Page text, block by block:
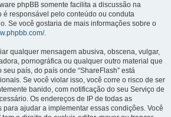
phpBB somente facilita a discussão na
é responsável pelo conteúdo ou conduta
Se você gostaria de mais informações sobre o
.
qualquer mensagem abusiva, obscena, vulgar,
pornográfica ou qualquer outro material que
país, do país onde “ShareFlash” está
Se você violar isso, você corre o risco de ser
banido, com notificação do seu Serviço de
Os endereços de IP de todas as
ajudar a implementar essas condições. Você